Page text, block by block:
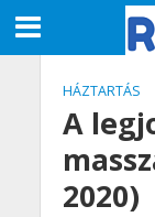
HÁZTARTÁS
A
2020)